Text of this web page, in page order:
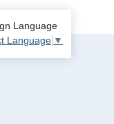
Language
Language ▼